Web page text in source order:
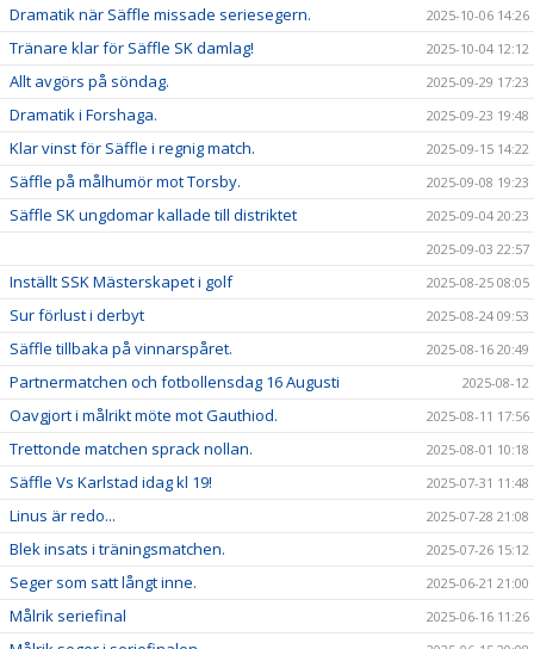
Dramatik när Säffle missade seriesegern. 2025-10-06 14:26
Tränare klar för Säffle SK damlag! 2025-10-04 12:12
Allt avgörs på söndag. 2025-09-29 17:23
Dramatik i Forshaga. 2025-09-23 19:48
Klar vinst för Säffle i regnig match. 2025-09-15 14:22
Säffle på målhumör mot Torsby. 2025-09-08 19:23
Säffle SK ungdomar kallade till distriktet
2025-09-04 20:23
2025-09-03 22:57
Inställt SSK Mästerskapet i golf 2025-08-25 08:05
Sur förlust i derbyt 2025-08-24 09:53
Säffle tillbaka på vinnarspåret. 2025-08-16 20:49
Partnermatchen och fotbollensdag 16 Augusti 2025-08-12
Oavgjort i målrikt möte mot Gauthiod. 2025-08-11 17:56
Trettonde matchen sprack nollan. 2025-08-01 10:18
Säffle Vs Karlstad idag kl 19! 2025-07-31 11:48
Linus är redo... 2025-07-28 21:08
Blek insats i träningsmatchen. 2025-07-26 15:12
Seger som satt långt inne. 2025-06-21 21:00
Målrik seriefinal 2025-06-16 11:26